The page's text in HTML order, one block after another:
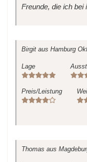
Freunde, die ich bei
Birgit aus Hamburg
Lage
Preis/Leistung
Thomas aus